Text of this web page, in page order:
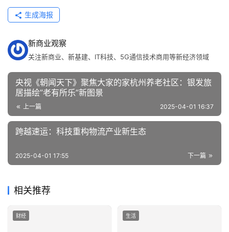
生成海报
新商业观察
关注新商业、新基建、IT科技、5G通信技术商用等新经济领域
央视《朝闻天下》聚焦大家的家杭州养老社区：银发旅
居描绘”老有所乐”新图景
上一篇 2025-04-01 16:37
跨越速运：科技重构物流产业新生态
下一篇
2025-04-01 17:55
相关推荐
财经 生活